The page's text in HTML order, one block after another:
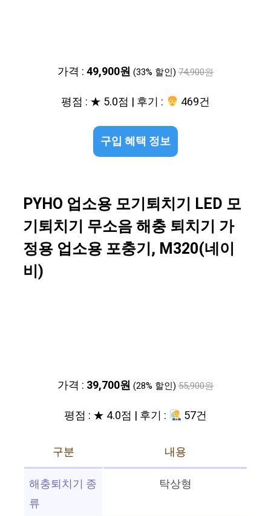
가격 :49,900원 (33% 할인) 74,900원
평점 : ★ 5.0점 | 후기 : 469건
구입 혜택 정보
PYHO 업소용 모기퇴치기 LED 모
기퇴치기 무소음 해충 퇴치기 가
정용 업소용 포충기, M320(네이
비)
가격 : 39,700원 (28% 할인) 55,900원
평점 : ★ 4.0점 | 후기 : 57건
구분
내용
해충퇴치기 종
류
탁상형